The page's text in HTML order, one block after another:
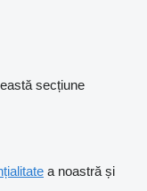
secțiune
a noastră și